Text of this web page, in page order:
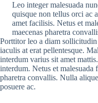
Leo integer malesuada
quisque non tellus orci ac
amet facilisis. Netus et
maecenas pharetra
Porttitor leo a diam
iaculis at erat pellentesque.
interdum varius sit amet
interdum. Netus et malesuada
pharetra convallis. Nulla
posuere ac.